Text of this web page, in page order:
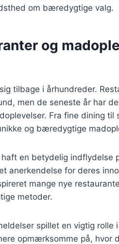
om bæredygtige valg.
og
tilbage i århundreder.
men de seneste år har
Fra fine dining til
og bæredygtige
en betydelig indflydelse
anerkendelse for deres
mange nye
metoder.
spillet en vigtig rolle
opmærksomme på, hvor